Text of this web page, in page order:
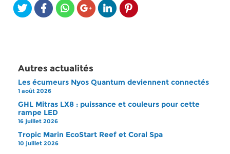
Autres actualités
Les écumeurs Nyos Quantum deviennent connectés
1 août 2026
GHL Mitras LX8 : puissance et couleurs pour cette
rampe LED
16 juillet 2026
Tropic Marin EcoStart Reef et Coral Spa
10 juillet 2026